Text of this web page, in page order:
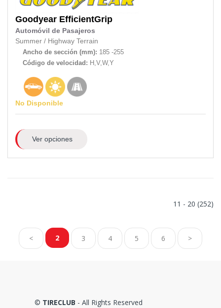
Goodyear EfficientGrip
Automóvil de Pasajeros
Summer / Highway Terrain
Ancho de sección (mm): 185 -255
Código de velocidad: H,V,W,Y
No Disponible
Ver opciones
11 - 20 (252)
< 2 3 4 5 6 >
© TIRECLUB - All Rights Reserved